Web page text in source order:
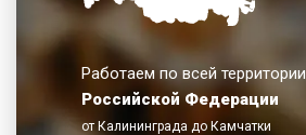
Работаем по всей территории
Российской Федерации
от Калининграда до Камчатки